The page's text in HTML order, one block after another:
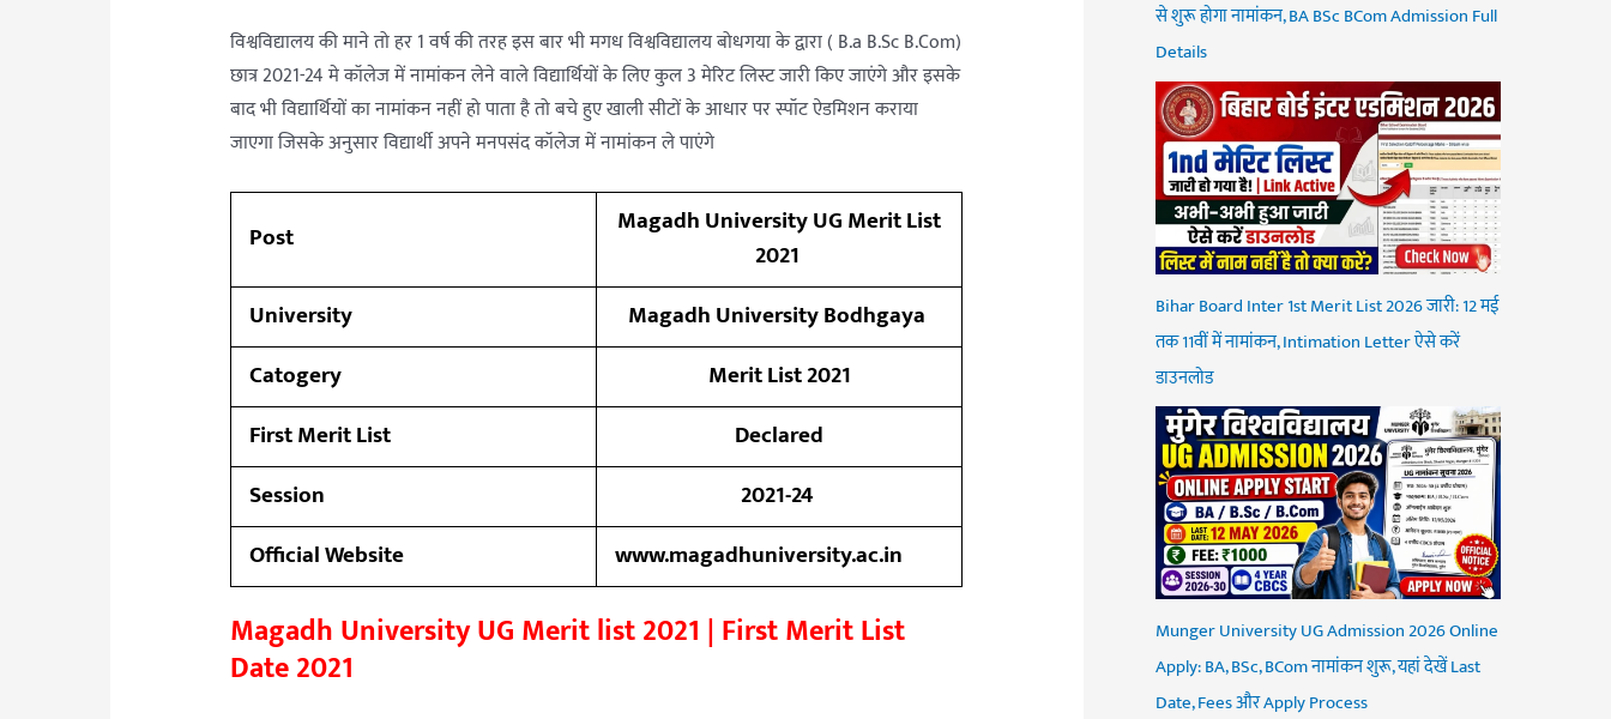
विश्वविद्यालय की माने तो हर 1 वर्ष की तरह इस बार भी मगध विश्वविद्यालय बोधगया के द्वारा ( B.a B.Sc B.Com)
छात्र 2021-24 मे कॉलेज में नामांकन लेने वाले विद्यार्थियों के लिए कुल 3 मेरिट लिस्ट जारी किए जाएंगे और इसके
बाद भी विद्यार्थियों का नामांकन नहीं हो पाता है तो बचे हुए खाली सीटों के आधार पर स्पॉट ऐडमिशन कराया
जाएगा जिसके अनुसार विद्यार्थी अपने मनपसंद कॉलेज में नामांकन ले पाएंगे
Post
Magadh University UG Merit List
2021
University
Magadh University Bodhgaya
Catogery
Merit List 2021
First Merit List
Declared
Session
2021-24
Official Website
www.magadhuniversity.ac.in
Magadh University UG Merit list 2021 | First Merit List
Date 2021
से शुरू होगा नामांकन, BA BSc BCom Admission Full
Details
Bihar Board Inter 1st Merit List 2026 जारी: 12 मई
तक 11वीं में नामांकन, Intimation Letter ऐसे करें
डाउनलोड
Munger University UG Admission 2026 Online
Apply: BA, BSc, BCom नामांकन शुरू, यहां देखें Last
Date, Fees और Apply Process